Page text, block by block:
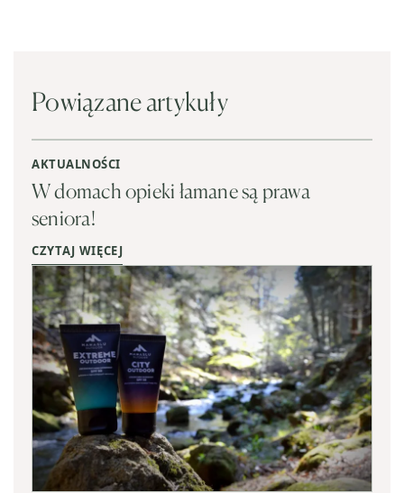
Powiązane artykuły
AKTUALNOŚCI
W domach opieki łamane są prawa
seniora!
CZYTAJ WIĘCEJ